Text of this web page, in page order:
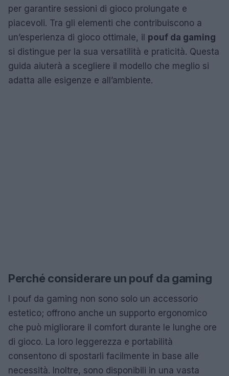
per garantire sessioni di gioco prolungate e
piacevoli. Tra gli elementi che contribuiscono a
un’esperienza di gioco ottimale, il pouf da gaming
si distingue per la sua versatilità e praticità. Questa
guida aiuterà a scegliere il modello che meglio si
adatta alle esigenze e all’ambiente.
Perché considerare un pouf da gaming
I pouf da gaming non sono solo un accessorio
estetico; offrono anche un supporto ergonomico
che può migliorare il comfort durante le lunghe ore
di gioco. La loro leggerezza e portabilità
consentono di spostarli facilmente in base alle
necessità. Inoltre, sono disponibili in una vasta